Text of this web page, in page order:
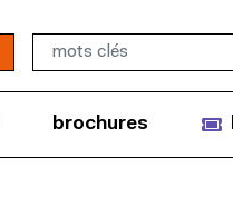
brochures